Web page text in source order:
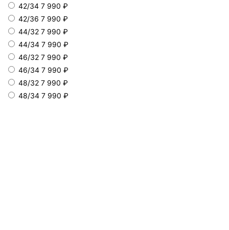
42/34 7 990 ₽
42/36 7 990 ₽
44/32 7 990 ₽
44/34 7 990 ₽
46/32 7 990 ₽
46/34 7 990 ₽
48/32 7 990 ₽
48/34 7 990 ₽